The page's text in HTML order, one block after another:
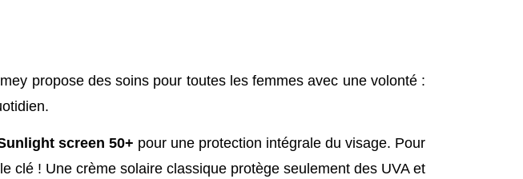
propose des soins pour toutes les femmes avec une volonté :
screen 50+ pour une protection intégrale du visage. Pour
clé ! Une crème solaire classique protège seulement des UVA et